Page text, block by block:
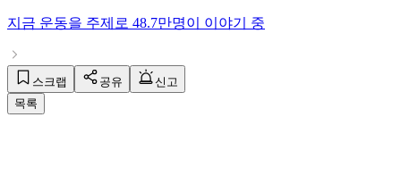
지금 운동을 주제로 48.7만명이 이야기 중
스크랩 공유
신고
목록